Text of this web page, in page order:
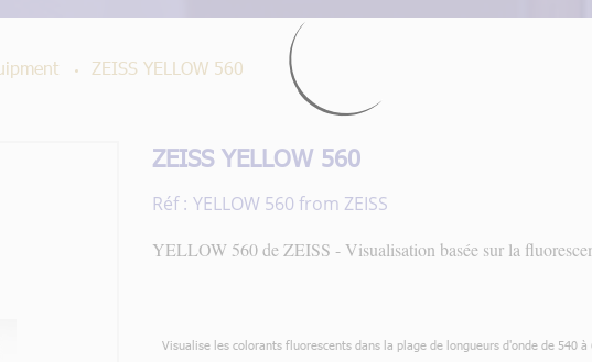
ZEISS YELLOW 560
ZEISS YELLOW 560
Réf : YELLOW 560 from ZEISS
YELLOW 560 de ZEISS - Visualisation basée sur la
Visualise les colorants fluorescents dans la plage de longueurs d'onde de 540